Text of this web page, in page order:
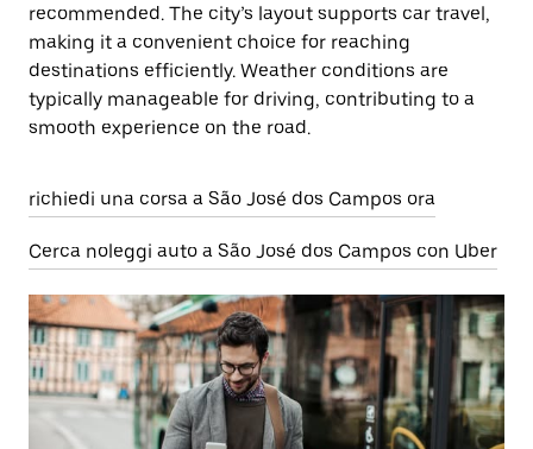
recommended. The city’s layout supports car travel,
making it a convenient choice for reaching
destinations efficiently. Weather conditions are
typically manageable for driving, contributing to a
smooth experience on the road.
richiedi una corsa a São José dos Campos ora
Cerca noleggi auto a São José dos Campos con Uber